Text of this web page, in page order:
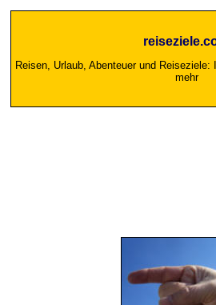
Reisen, Urlaub, Abenteuer und
mehr